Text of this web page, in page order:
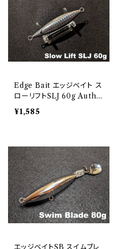
Edge Bait エッジベイト ス
ローリフトSLJ 60g Authe
ntic Bait
¥1,585
エッジベイトSB スイムブレ